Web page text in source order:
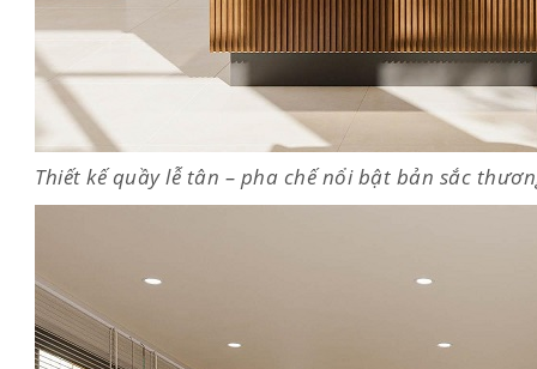
Thiết kế quầy lễ tân – pha chế nổi bật bản sắc